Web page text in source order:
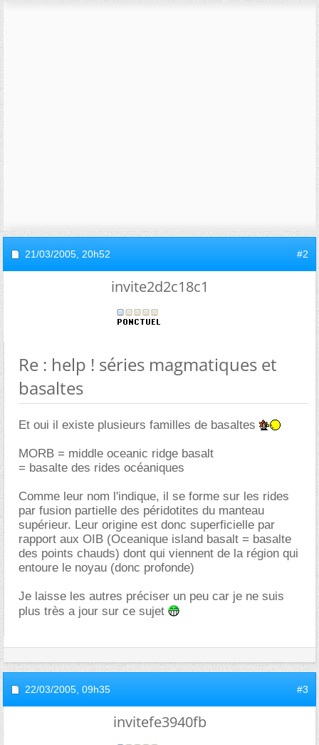
21/03/2005, 20h52 #2
invite2d2c18c1
Re : help ! séries magmatiques et
basaltes
Et oui il existe plusieurs familles de basaltes
MORB = middle oceanic ridge basalt
= basalte des rides océaniques
Comme leur nom l'indique, il se forme sur les rides
par fusion partielle des péridotites du manteau
supérieur. Leur origine est donc superficielle par
rapport aux OIB (Oceanique island basalt = basalte
des points chauds) dont qui viennent de la région qui
entoure le noyau (donc profonde)
Je laisse les autres préciser un peu car je ne suis
plus très a jour sur ce sujet
22/03/2005, 09h35 #3
invitefe3940fb